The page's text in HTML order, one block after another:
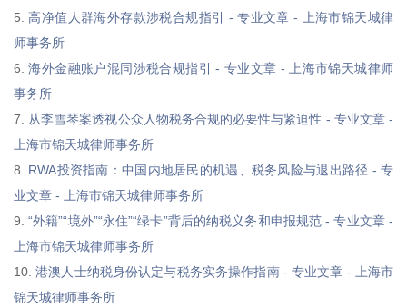
5. 高净值人群海外存款涉税合规指引 - 专业文章 - 上海市锦天城律
师事务所
6.海外金融账户混同涉税合规指引 - 专业文章 - 上海市锦天城律师
事务所
7.
从李雪琴案透视公众人物税务合规的必要性与紧迫性 - 专业文章 -
上海市锦天城律师事务所
8.
RWA投资指南：中国内地居民的机遇、税务风险与退出路径 - 专
业文章 - 上海市锦天城律师事务所
9. “外籍”“境外”“永住”“绿卡”背后的纳税义务和申报规范 - 专业文章 -
上海市锦天城律师事务所
10.港澳人士纳税身份认定与税务实务操作指南 - 专业文章 - 上海市
锦天城律师事务所